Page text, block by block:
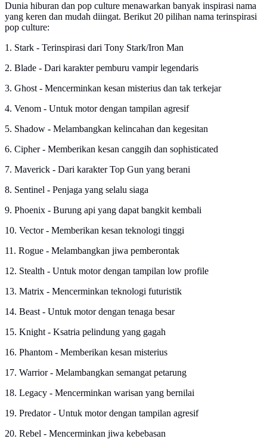
Dunia hiburan dan pop culture menawarkan banyak inspirasi nama
yang keren dan mudah diingat. Berikut 20 pilihan nama terinspirasi
pop culture:
1. Stark - Terinspirasi dari Tony Stark/Iron Man
2. Blade - Dari karakter pemburu vampir legendaris
3. Ghost - Mencerminkan kesan misterius dan tak terkejar
4. Venom - Untuk motor dengan tampilan agresif
5. Shadow - Melambangkan kelincahan dan kegesitan
6. Cipher - Memberikan kesan canggih dan sophisticated
7. Maverick - Dari karakter Top Gun yang berani
8. Sentinel - Penjaga yang selalu siaga
9. Phoenix - Burung api yang dapat bangkit kembali
10. Vector - Memberikan kesan teknologi tinggi
11. Rogue - Melambangkan jiwa pemberontak
12. Stealth - Untuk motor dengan tampilan low profile
13. Matrix - Mencerminkan teknologi futuristik
14. Beast - Untuk motor dengan tenaga besar
15. Knight - Ksatria pelindung yang gagah
16. Phantom - Memberikan kesan misterius
17. Warrior - Melambangkan semangat petarung
18. Legacy - Mencerminkan warisan yang bernilai
19. Predator - Untuk motor dengan tampilan agresif
20. Rebel - Mencerminkan jiwa kebebasan